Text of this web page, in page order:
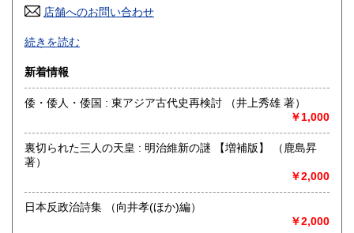
高知県 600円
佐賀県
熊本県 600円 大分県 600円
600円
沖縄県 600円
店舗へのお問い合わせ
【通信販売専門 (ご来店不可)】 の古書店です。
※大変申し訳ございませんが、店頭での販売は行っておりま
書籍の状態等、ご不明な点・気になる所がございましたら、
メールアドレス【book@koshofujiwarashoten.com】
※販売書籍につきまして【お電話でのお問い合わせ】は、現
品在庫を確認するためお時間を頂戴いたします。
沿線名：JR中央線・総武線・東京メトロ丸ノ内線
続きを読む
新着情報
倭・倭人・倭国 : 東アジア古代史再検討 （井上秀雄 著）
￥1,000
裏切られた三人の天皇 : 明治維新の謎 【増補版】 （鹿島昇
著）
￥2,000
日本反政治詩集 （向井孝(ほか)編）
￥2,000